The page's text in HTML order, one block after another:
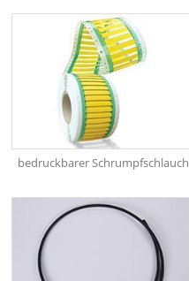
bedruckbarer Schrumpfschlauch